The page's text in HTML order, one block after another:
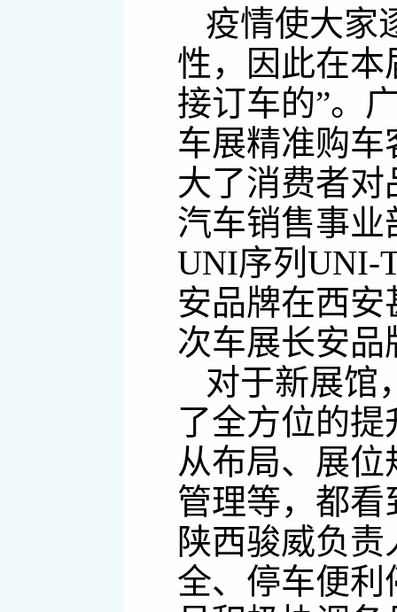
疫情使大家
性，因此在本
接订车的”。
车展精准购
大了消费者对
汽车销售事业
UNI序列UNI-
安品牌在西
次车展长安品
对于新展馆
了全方位的
从布局、展
管理等，都看
陕西骏威负
全、停车便